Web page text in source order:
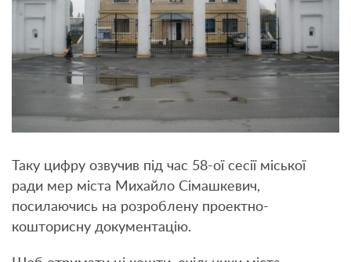
Таку цифру озвучив під час 58-ої сесії міської
ради мер міста Михайло Сімашкевич,
посилаючись на розроблену проектно-
кошторисну документацію.